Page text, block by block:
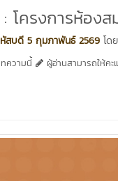
โครงการห้อง
สบดี 5 กุมภาพันธ์ 2569 โดย
ความนี้
ผู้อ่านสามารถให้ค